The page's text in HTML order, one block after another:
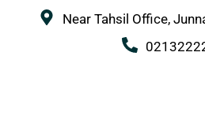
Near Tahsil Office,